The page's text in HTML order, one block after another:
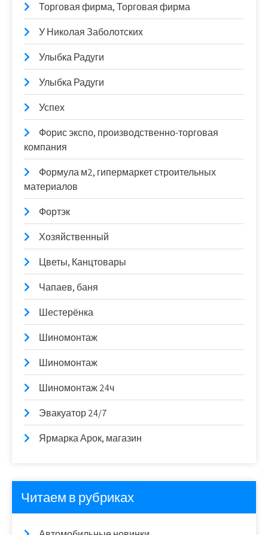
Торговая фирма, Торговая фирма
У Николая Заболотских
Улыбка Радуги
Улыбка Радуги
Успех
Форис экспо, производственно-торговая
компания
Формула м2, гипермаркет строительных
материалов
Фортэк
Хозяйственный
Цветы, Канцтовары
Чапаев, баня
Шестерёнка
Шиномонтаж
Шиномонтаж
Шиномонтаж 24ч
Эвакуатор 24/7
Ярмарка Арок, магазин
Читаем в рубриках